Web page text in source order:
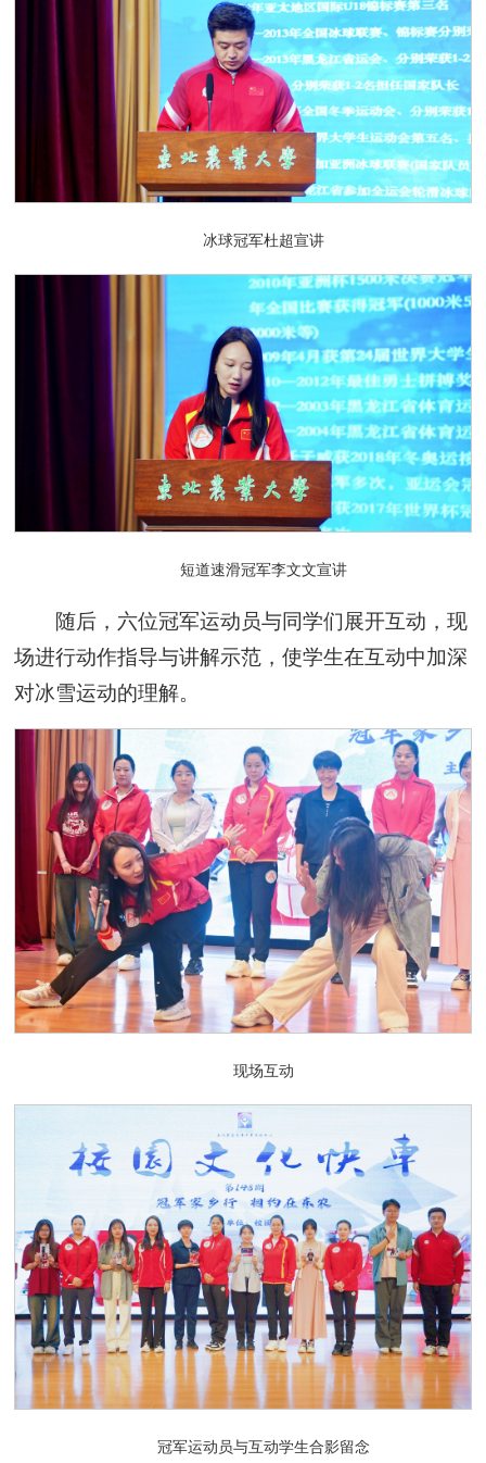
冰球冠军杜超宣讲
短道速滑冠军李文文宣讲
随后，六位冠军运动员与同学们展开互动，现
场进行动作指导与讲解示范，使学生在互动中加深
对冰雪运动的理解。
现场互动
冠军运动员与互动学生合影留念